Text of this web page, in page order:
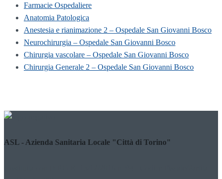
Farmacie Ospedaliere
Anatomia Patologica
Anestesia e rianimazione 2 – Ospedale San Giovanni Bosco
Neurochirurgia – Ospedale San Giovanni Bosco
Chirurgia vascolare – Ospedale San Giovanni Bosco
Chirurgia Generale 2 – Ospedale San Giovanni Bosco
ASL - Azienda Sanitaria Locale "Città di Torino"